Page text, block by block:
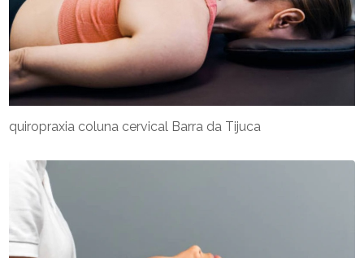
quiropraxia coluna cervical Barra da Tijuca